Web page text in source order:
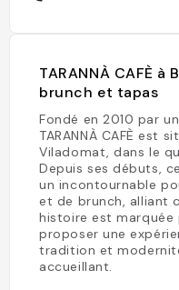
TARANNÀ CAFÈ à
brunch et tapas
Fondé en 2010 par
TARANNÀ CAFÈ est
Viladomat, dans le
Depuis ses débuts,
un incontournable
et de brunch, alliant
histoire est marquée
proposer une
tradition et
accueillant.